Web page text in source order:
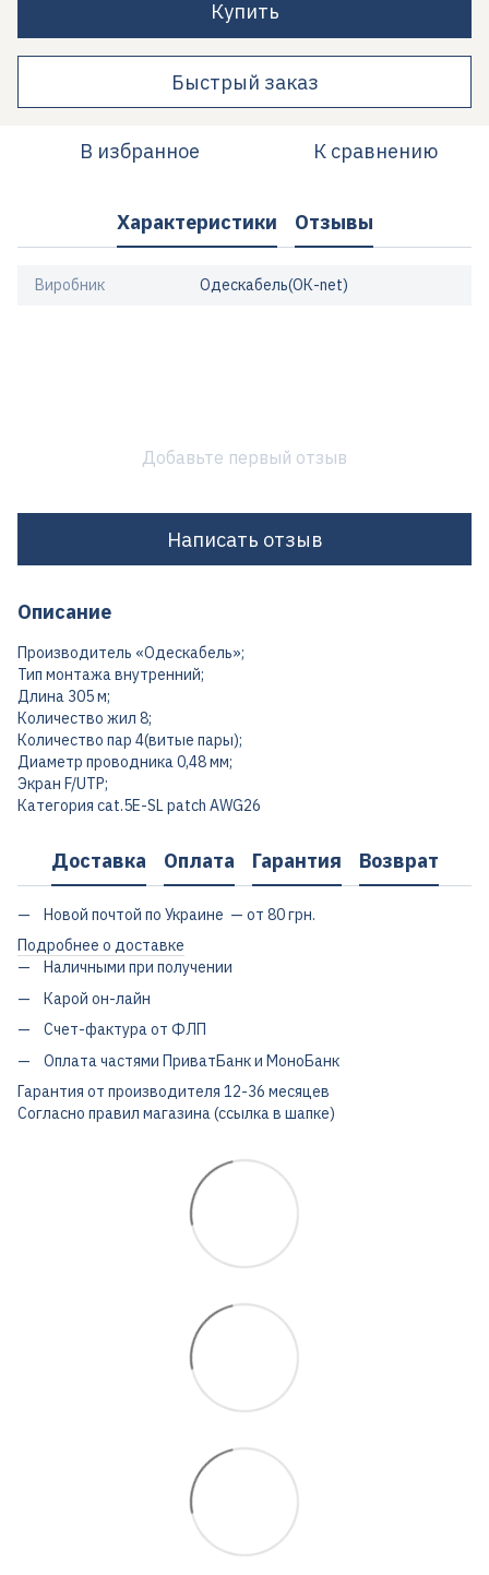
Купить
Быстрый заказ
В избранное К сравнению
Характеристики Отзывы
Виробник Одескабель(ОК-net)
Добавьте первый отзыв
Написать отзыв
Описание
Производитель «Одескабель»;
Тип монтажа внутренний;
Длина 305 м;
Количество жил 8;
Количество пар 4(витые пары);
Диаметр проводника 0,48 мм;
Экран F/UTP;
Категория cat.5Е-SL patch AWG26
Доставка Оплата Гарантия Возврат
Новой почтой по Украине — от 80 грн.
Подробнее о доставке
Наличными при получении
Карой он-лайн
Счет-фактура от ФЛП
Оплата частями ПриватБанк и МоноБанк
Гарантия от производителя 12-36 месяцев
Согласно правил магазина (ссылка в шапке)